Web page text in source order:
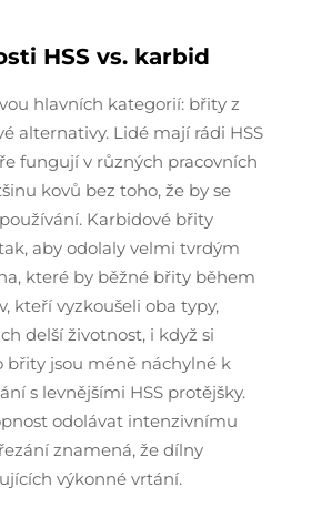
HSS vs. karbid
hlavních kategorií: břity z
alternativy. Lidé mají rádi HSS
fungují v různých pracovních
kovů bez toho, že by se
Karbidové břity
aby odolaly velmi tvrdým
které by běžné břity během
kteří vyzkoušeli oba typy,
delší životnost, i když si
břity jsou méně náchylné k
s levnějšími HSS protějšky.
odolávat intenzivnímu
znamená, že dílny
výkonné vrtání.